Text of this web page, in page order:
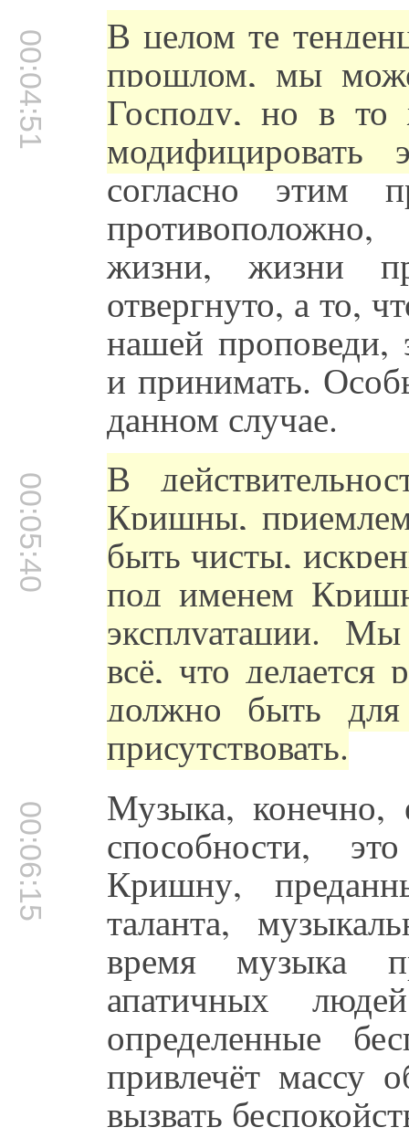
00:04:51 В целом те
прошлом, мы
Господу, но в то
модифицировать
согласно этим
противоположно,
жизни, жизни
отвергнуто, а то,
нашей проповеди,
и принимать.
данном случае.
00:05:40 В
Кришны,
быть чисты,
под именем
эксплуатации.
всё, что
должно быть
присутствовать.
00:06:15 Музыка, конечно,
способности,
Кришну,
таланта,
время музыка
апатичных
определенные
привлечёт массу
вызвать